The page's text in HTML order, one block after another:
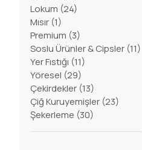
Lokum (24)
Mısır (1)
Premium (3)
Soslu Ürünler & Cipsler (11)
Yer Fıstığı (11)
Yöresel (29)
Çekirdekler (13)
Çiğ Kuruyemişler (23)
Şekerleme (30)